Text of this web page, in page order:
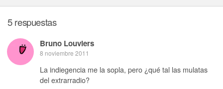
5 respuestas
Bruno Louviers
8 noviembre 2011
La indiegencia me la sopla, pero ¿qué tal las mulatas
del extrarradio?